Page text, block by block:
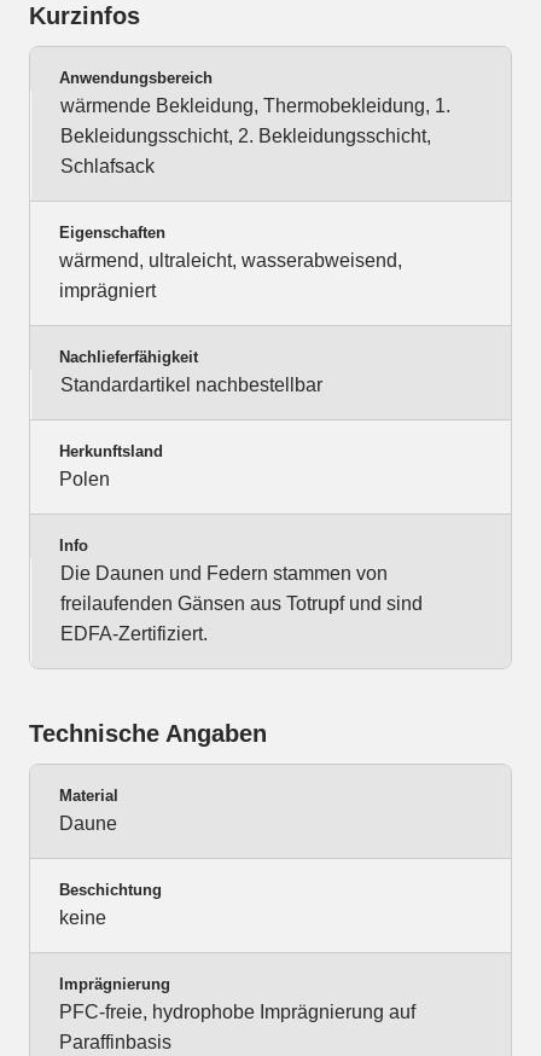
Kurzinfos
Anwendungsbereich
wärmende Bekleidung, Thermobekleidung, 1.
Bekleidungsschicht, 2. Bekleidungsschicht,
Schlafsack
Eigenschaften
wärmend, ultraleicht, wasserabweisend,
imprägniert
Nachlieferfähigkeit
Standardartikel nachbestellbar
Herkunftsland
Polen
Info
Die Daunen und Federn stammen von
freilaufenden Gänsen aus Totrupf und sind
EDFA-Zertifiziert.
Technische Angaben
Material
Daune
Beschichtung
keine
Imprägnierung
PFC-freie, hydrophobe Imprägnierung auf
Paraffinbasis